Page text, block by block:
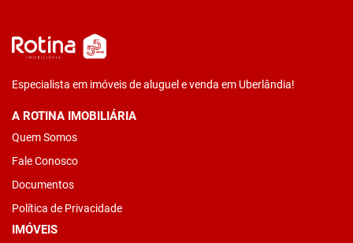
Especialista em imóveis de aluguel e venda em Uberlândia!
A ROTINA IMOBILIÁRIA
Quem Somos
Fale Conosco
Documentos
Política de Privacidade
IMÓVEIS